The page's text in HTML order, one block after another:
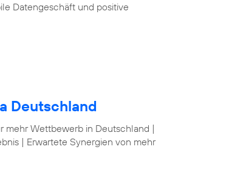
Datengeschäft und positive
Deutschland
mehr Wettbewerb in Deutschland |
| Erwartete Synergien von mehr